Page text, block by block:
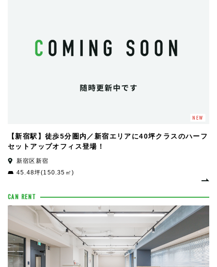
NEW
【新宿駅】徒歩5分圏内／新宿エリアに40坪クラスのハーフ
セットアップオフィス登場！
新宿区新宿
45.48坪(150.35㎡)
CAN RENT